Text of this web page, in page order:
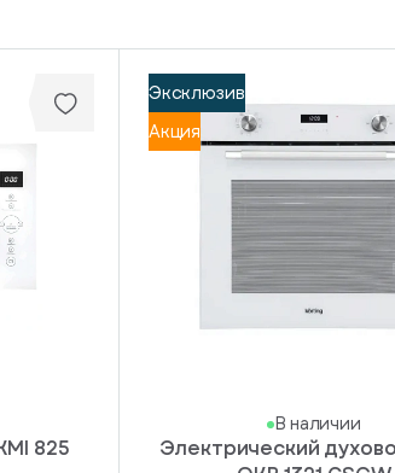
825
Эксклюзив
Акция
В наличии
Электрический